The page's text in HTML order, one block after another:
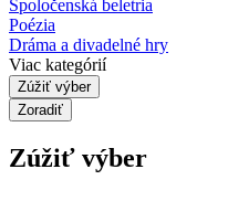
Spoločenská beletria
Poézia
Dráma a divadelné hry
Viac kategórií
Zúžiť výber
Zoradiť
Zúžiť výber